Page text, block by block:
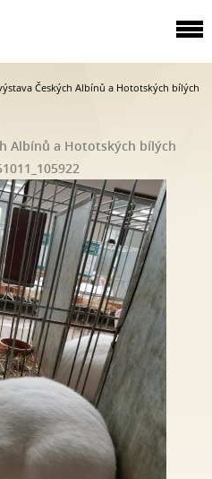
Českých Albínů a Hototských bílých
Albínů a Hototských bílých